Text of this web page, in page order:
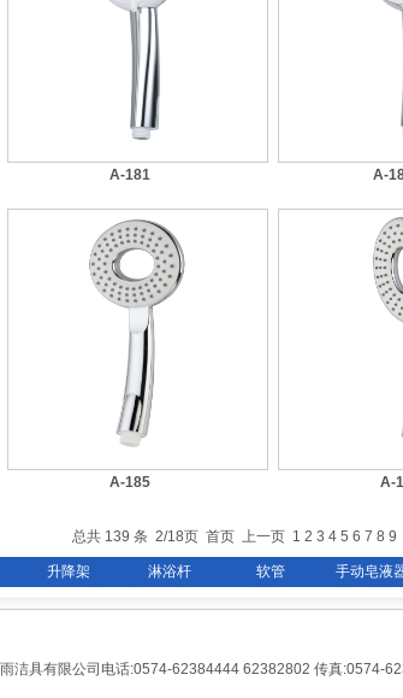
A-181 A-
A-185 A-
总共 139 条 2/18页 首页 上一页 1 2 3 4 5 6 7 8 9
升降架 淋浴杆 软管 手动皂液
洁具有限公司电话:0574-62384444 62382802 传真:0574-